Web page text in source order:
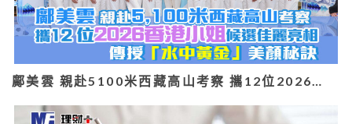
鄺美雲 親赴5100米西藏高山考察 攜12位2026…